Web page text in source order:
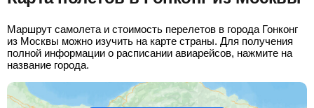
Маршрут самолета и стоимость перелетов в города Гонконг
из Москвы можно изучить на карте страны. Для получения
полной информации о расписании авиарейсов, нажмите на
название города.